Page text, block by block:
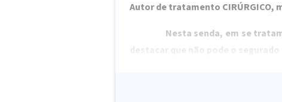
Autor de tratamento
Nesta senda, em se
destacar que não pode o